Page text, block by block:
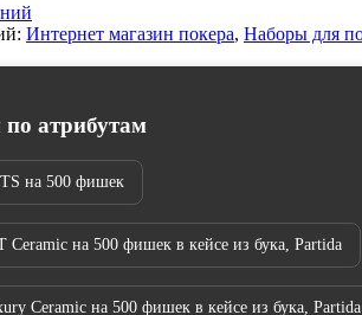
Интернет магазин покера, Наборы для
атрибутам
на 500 фишек
Ceramic на 500 фишек в кейсе из бука, Partida
Ceramic на 500 фишек в кейсе из бука, Partida